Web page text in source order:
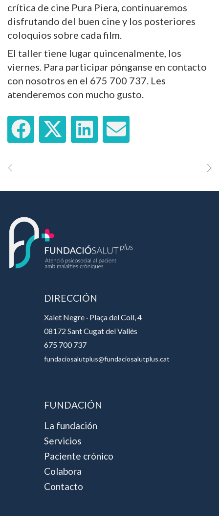
crítica de cine Pura Piera, continuaremos
disfrutando del buen cine y los posteriores
coloquios sobre cada film.
El taller tiene lugar quincenalmente, los
viernes. Para participar pónganse en contacto
con nosotros en el 675 700 737. Les
atenderemos con mucho gusto.
DIRECCIÓN
Xalet Negre · Plaça del Coll, 4
08172 Sant Cugat del Vallès
675 700 737
fundaciosalutplus@fundaciosalutplus.cat
FUNDACIÓN
La fundación
Servicios
Paciente crónico
Colabora
Contacto